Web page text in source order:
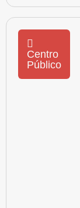
Centro
Público